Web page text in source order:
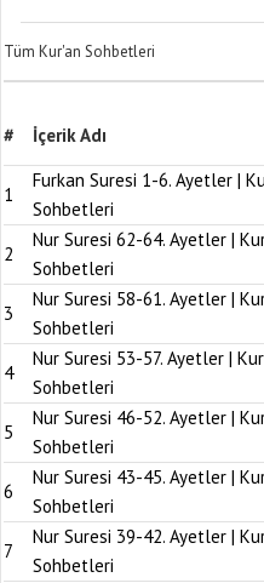
Tüm Kur'an Sohbetleri
# İçerik Adı
1
Furkan Suresi 1-6. Ayetler |
Sohbetleri
2
Nur Suresi 62-64. Ayetler |
Sohbetleri
3
Nur Suresi 58-61. Ayetler |
Sohbetleri
4
Nur Suresi 53-57. Ayetler |
Sohbetleri
5
Nur Suresi 46-52. Ayetler |
Sohbetleri
6
Nur Suresi 43-45. Ayetler |
Sohbetleri
7
Nur Suresi 39-42. Ayetler |
Sohbetleri